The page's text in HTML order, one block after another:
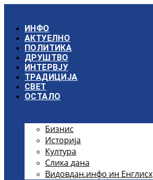
садржајИНФО
АКТУЕЛНО
ПОЛИТИКА
ДРУШТВО
ИНТЕРВЈУ
ТРАДИЦИЈА
СВЕТ
ОСТАЛО
Бизнис
Историја
Култура
Слика дана
Видовдан.инфо ин Енглисх